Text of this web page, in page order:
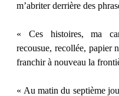
m’abriter derrière des
« Ces histoires, ma
recousue, recollée, papier
franchir à nouveau la
« Au matin du septième